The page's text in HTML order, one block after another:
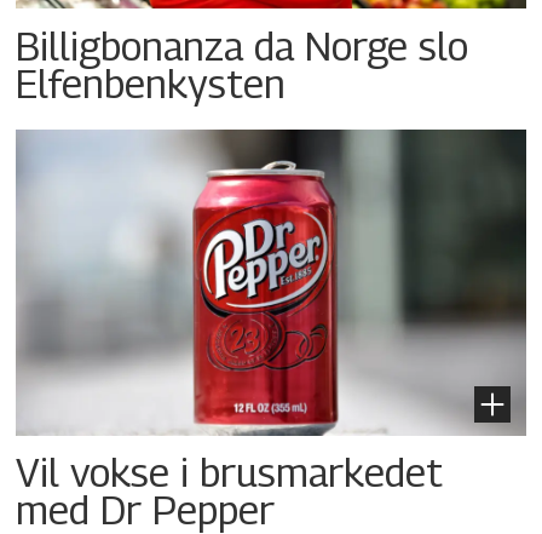
Billigbonanza da Norge slo
Elfenbenkysten
Vil vokse i brusmarkedet
med Dr Pepper